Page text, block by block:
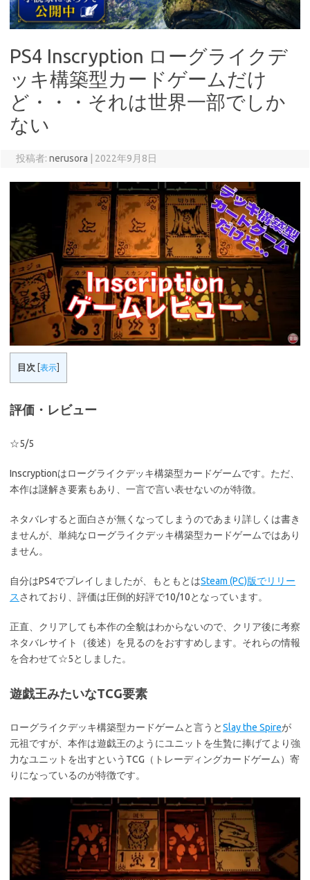
PS4 Inscryption ローグライクデ
ッキ構築型カードゲームだけ
ど・・・それは世界一部でしか
ない
投稿者: nerusora 2022年9月8日
目次 表示
評価・レビュー
☆5/5
Inscryptionはローグライクデッキ構築型カードゲームです。ただ、
本作は謎解き要素もあり、一言で言い表せないのが特徴。
ネタバレすると面白さが無くなってしまうのであまり詳しくは書き
ませんが、単純なローグライクデッキ構築型カードゲームではあり
ません。
自分はPS4でプレイしましたが、もともとはSteam (PC)版でリリー
ス されており、評価は圧倒的好評で10/10となっています。
正直、クリアしても本作の全貌はわからないので、クリア後に考察
ネタバレサイト（後述）を見るのをおすすめします。それらの情報
を合わせて☆5としました。
遊戯王みたいなTCG要素
ローグライクデッキ構築型カードゲームと言うとSlay the Spireが
元祖ですが、本作は遊戯王のようにユニットを生贄に捧げてより強
力なユニットを出すというTCG（トレーディングカードゲーム）寄
りになっているのが特徴です。